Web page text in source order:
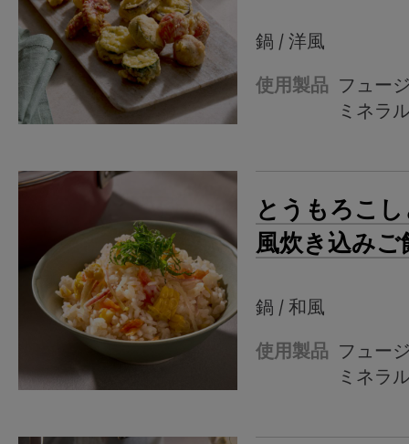
鍋 / 洋風
使用製品
フュー
ミネラ
とうもろこ
風炊き込みご
鍋 / 和風
使用製品
フュー
ミネラ